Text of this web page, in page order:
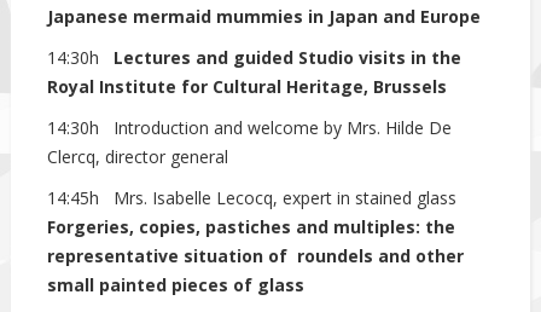
Japanese mermaid mummies in Japan and Europe
14:30h Lectures and guided Studio visits in the
Royal Institute for Cultural Heritage, Brussels
14:30h Introduction and welcome by Mrs. Hilde De
Clercq, director general
14:45h Mrs. Isabelle Lecocq, expert in stained glass
Forgeries, copies, pastiches and multiples: the
representative situation of roundels and other
small painted pieces of glass